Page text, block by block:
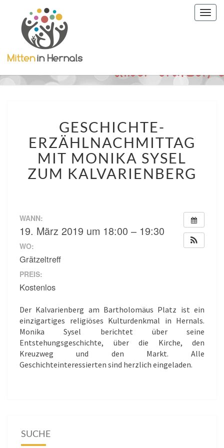
ERZÄHLNACHMITTAG
MIT
MONIKA
SYSEL
ZUM
KALVARIENBERG
GESCHICHTE-
ERZÄHLNACHMITTAG
MIT MONIKA SYSEL
ZUM KALVARIENBERG
WANN:
19. März 2019 um 18:00 – 19:30
WO:
Grätzeltreff
PREIS:
Kostenlos
Der Kalvarienberg am Bartholomäus Platz ist ein
einzigartiges religiöses Kulturdenkmal in Hernals.
Monika Sysel berichtet über seine
Entstehungsgeschichte, über die Kirche, den
Kreuzweg und den Markt. Alle
Geschichteinteressierten sind herzlich eingeladen.
SUCHE